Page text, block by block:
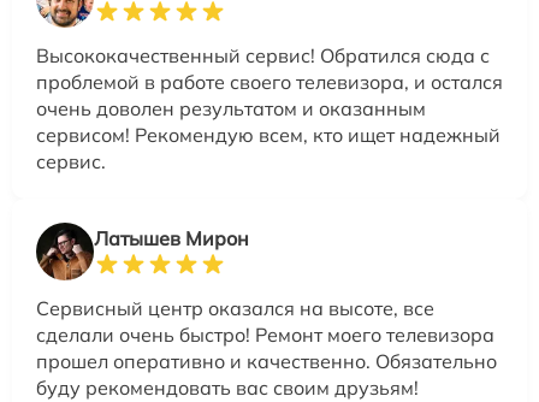
Высококачественный сервис! Обратился сюда с
проблемой в работе своего телевизора, и остался
очень доволен результатом и оказанным
сервисом! Рекомендую всем, кто ищет надежный
сервис.
Латышев Мирон
Сервисный центр оказался на высоте, все
сделали очень быстро! Ремонт моего телевизора
прошел оперативно и качественно. Обязательно
буду рекомендовать вас своим друзьям!